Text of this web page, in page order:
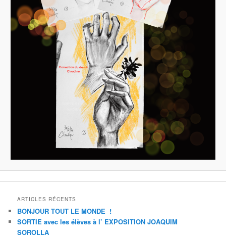
ARTICLES RÉCENTS
BONJOUR TOUT LE MONDE !
SORTIE avec les élèves à l’ EXPOSITION JOAQUIM
SOROLLA